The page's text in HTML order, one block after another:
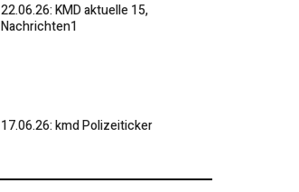
22.06.26: KMD aktuelle 15,
Nachrichten1
17.06.26: kmd Polizeiticker